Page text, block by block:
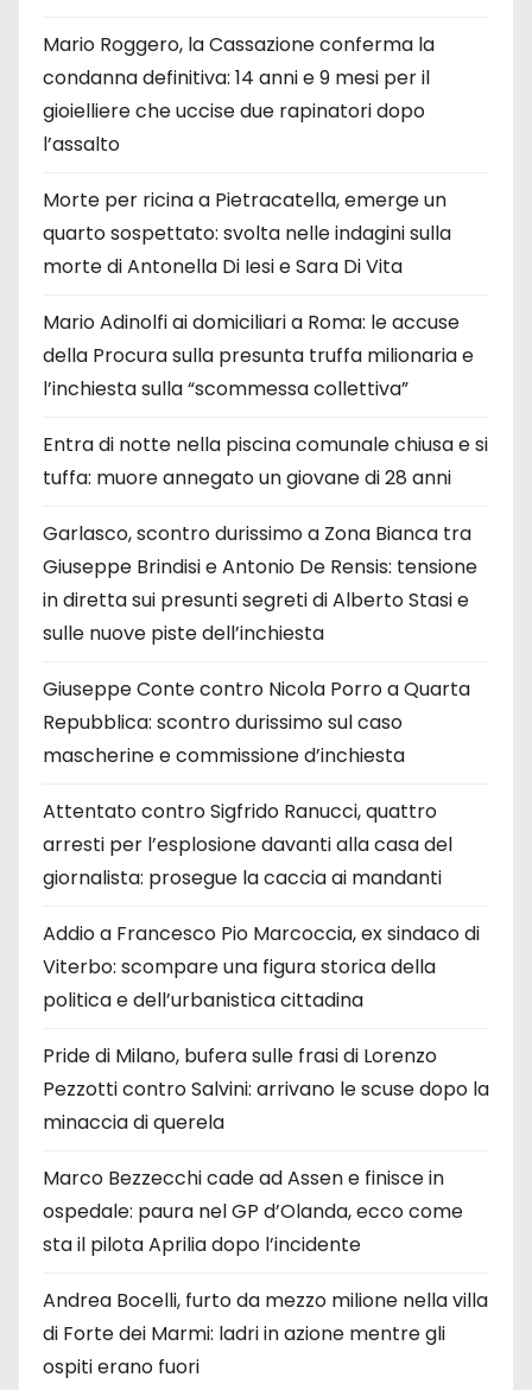
Mario Roggero, la Cassazione conferma la
condanna definitiva: 14 anni e 9 mesi per il
gioielliere che uccise due rapinatori dopo
l’assalto
Morte per ricina a Pietracatella, emerge un
quarto sospettato: svolta nelle indagini sulla
morte di Antonella Di Iesi e Sara Di Vita
Mario Adinolfi ai domiciliari a Roma: le accuse
della Procura sulla presunta truffa milionaria e
l’inchiesta sulla “scommessa collettiva”
Entra di notte nella piscina comunale chiusa e si
tuffa: muore annegato un giovane di 28 anni
Garlasco, scontro durissimo a Zona Bianca tra
Giuseppe Brindisi e Antonio De Rensis: tensione
in diretta sui presunti segreti di Alberto Stasi e
sulle nuove piste dell’inchiesta
Giuseppe Conte contro Nicola Porro a Quarta
Repubblica: scontro durissimo sul caso
mascherine e commissione d’inchiesta
Attentato contro Sigfrido Ranucci, quattro
arresti per l’esplosione davanti alla casa del
giornalista: prosegue la caccia ai mandanti
Addio a Francesco Pio Marcoccia, ex sindaco di
Viterbo: scompare una figura storica della
politica e dell’urbanistica cittadina
Pride di Milano, bufera sulle frasi di Lorenzo
Pezzotti contro Salvini: arrivano le scuse dopo la
minaccia di querela
Marco Bezzecchi cade ad Assen e finisce in
ospedale: paura nel GP d’Olanda, ecco come
sta il pilota Aprilia dopo l’incidente
Andrea Bocelli, furto da mezzo milione nella villa
di Forte dei Marmi: ladri in azione mentre gli
ospiti erano fuori